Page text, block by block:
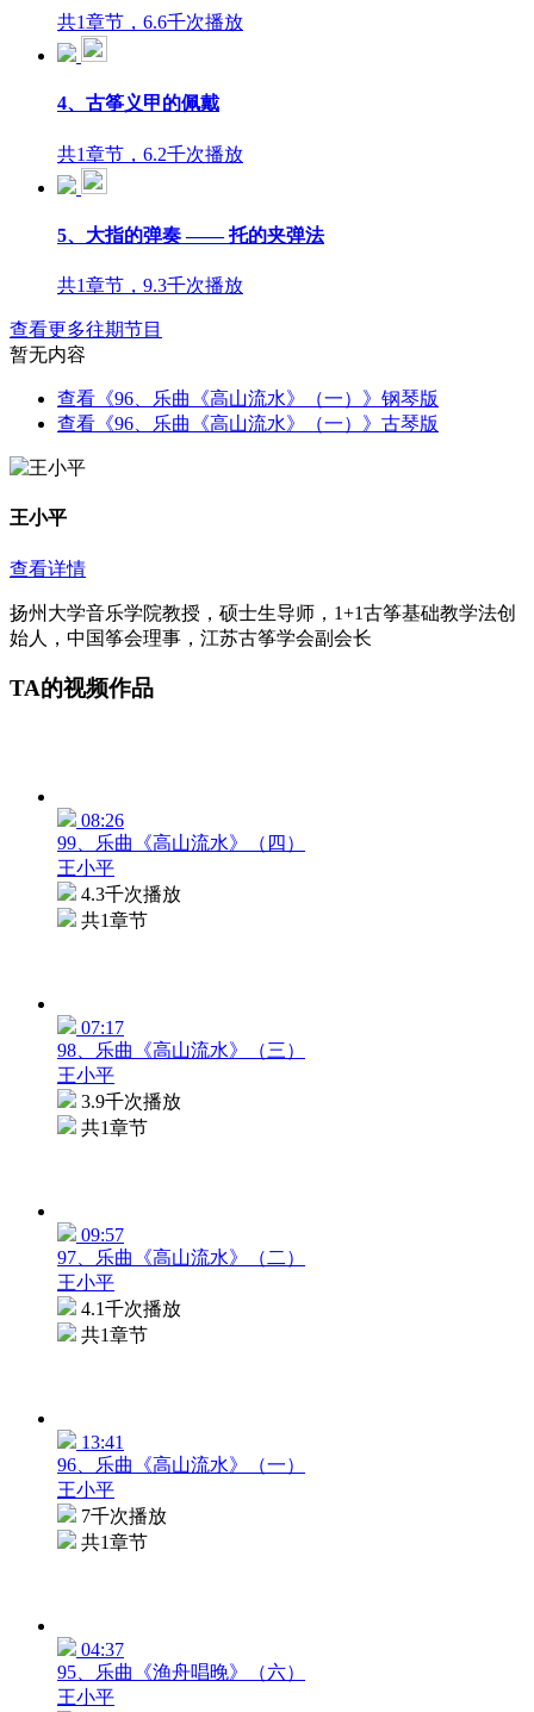
共1章节，6.6千次播放
4、古筝义甲的佩戴
共1章节，6.2千次播放
5、大指的弹奏 —— 托的夹弹法
共1章节，9.3千次播放
查看更多往期节目
暂无内容
查看《96、乐曲《高山流水》（一）》钢琴版
查看《96、乐曲《高山流水》（一）》古琴版
王小平
查看详情
扬州大学音乐学院教授，硕士生导师，1+1古筝基础教学法创
始人，中国筝会理事，江苏古筝学会副会长
TA的视频作品
08:26
99、乐曲《高山流水》（四）
王小平
4.3千次播放
共1章节
07:17
98、乐曲《高山流水》（三）
王小平
3.9千次播放
共1章节
09:57
97、乐曲《高山流水》（二）
王小平
4.1千次播放
共1章节
13:41
96、乐曲《高山流水》（一）
王小平
7千次播放
共1章节
04:37
95、乐曲《渔舟唱晚》（六）
王小平